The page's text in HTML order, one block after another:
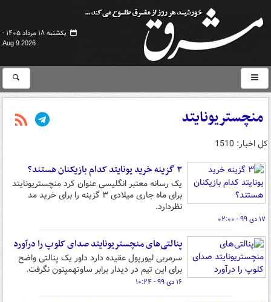
یکشنبه ۱۸ مرداد ۱۴۰۵ -
Aug 9 2026
منچستریونایتد
کل اخبار: 1510
۳ گزینه خرید یونایتد کدام بازیکنان هستند؟
یک رسانه معتبر انگلیسی عنوان کرد منچستریونایتد
برای ماه جاری میلادی ۳ گزینه را برای خرید مد
نظردارد.
۱۷ دی ۹۹ - ۰۲:۰۰
پنالتی‌های منچستریونایتد صدای کلوپ را درآورد
سرمربی لیورپول عقیده دارد داور یک پنالتی واضح
برای این تیم در دیدار برابر ساوتهمپتون نگرفت.
۱۶ دی ۹۹ - ۱۰:۲۴